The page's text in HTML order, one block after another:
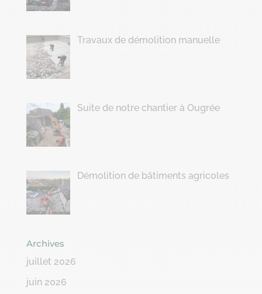
Travaux de démolition manuelle
Suite de notre chantier à Ougrée
Démolition de bâtiments agricoles
Archives
juillet 2026
juin 2026